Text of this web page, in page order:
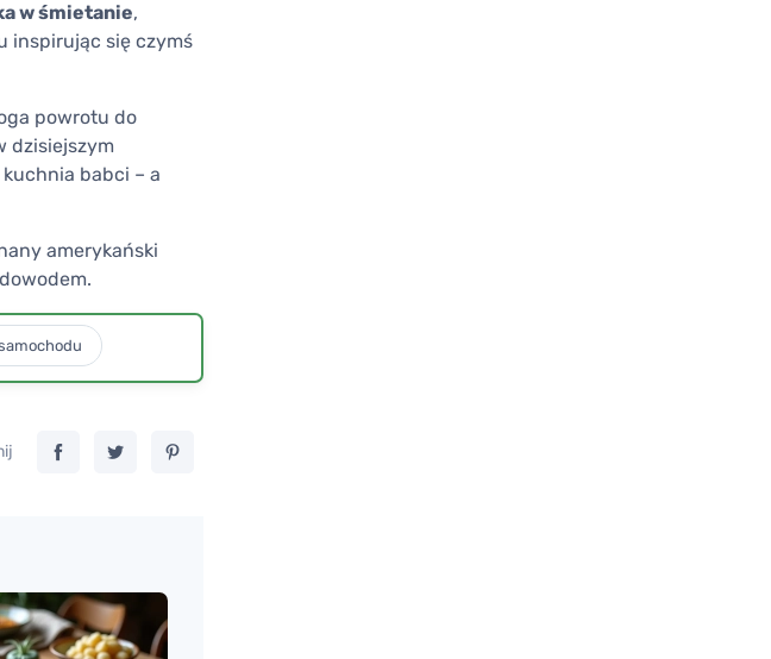
w śmietanie,
inspirując się czymś
powrotu do
dzisiejszym
babci – a
amerykański